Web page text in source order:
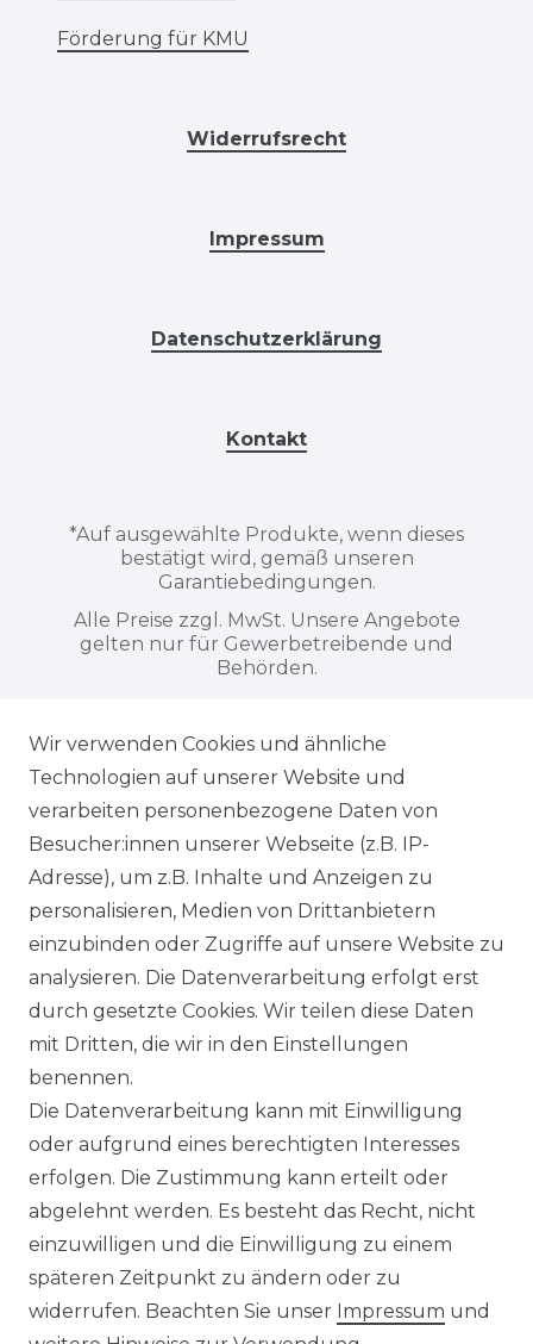
Förderung für KMU
Widerrufsrecht
Impressum
Datenschutzerklärung
Kontakt
*Auf ausgewählte Produkte, wenn dieses
bestätigt wird, gemäß unseren
Garantiebedingungen.
Alle Preise zzgl. MwSt. Unsere Angebote
gelten nur für Gewerbetreibende und
Behörden.
Alle auf dieser Webseite dargestellten
Produkte, Abbildungen, Spezifikationen
und Beschreibungen dienen ausschließlich
der allgemeinen Information. Es wird
ausdrücklich darauf hingewiesen, dass
Abweichungen zwischen den dargestellten
Informationen und den tatsächlich
gelieferten Modellen möglich sind. Die
gezeigten Inhalte stellen nicht
notwendigerweise die finalen
Produkteigenschaften dar. Der Anbieter
behält sich das Recht vor, jederzeit und
ohne vorherige Ankündigung Änderungen
an den dargestellten Produkten
vorzunehmen.
Gebrauchte Ware wurde von uns nicht
getestet. Diese wird so verkauft, wie
angeboten, jedoch unter Ausschluss
Wir verwenden Cookies und ähnliche
Technologien auf unserer Website und
verarbeiten personenbezogene Daten von
Besucher:innen unserer Webseite (z.B. IP-
Adresse), um z.B. Inhalte und Anzeigen zu
personalisieren, Medien von Drittanbietern
einzubinden oder Zugriffe auf unsere Website zu
analysieren. Die Datenverarbeitung erfolgt erst
durch gesetzte Cookies. Wir teilen diese Daten
mit Dritten, die wir in den Einstellungen
benennen.
Die Datenverarbeitung kann mit Einwilligung
oder aufgrund eines berechtigten Interesses
erfolgen. Die Zustimmung kann erteilt oder
abgelehnt werden. Es besteht das Recht, nicht
einzuwilligen und die Einwilligung zu einem
späteren Zeitpunkt zu ändern oder zu
widerrufen. Beachten Sie unser Impressum und